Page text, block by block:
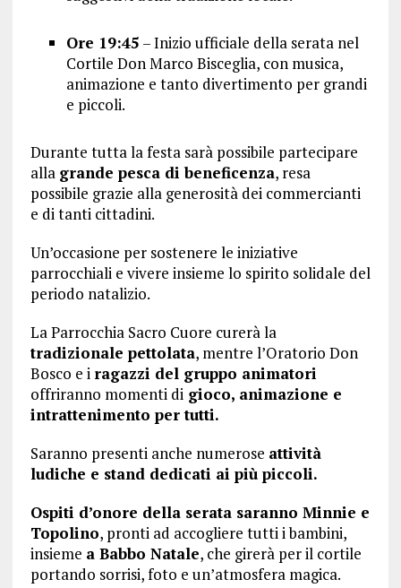
Ore 19:45 – Inizio ufficiale della serata nel
Cortile Don Marco Bisceglia, con musica,
animazione e tanto divertimento per grandi
e piccoli.
Durante tutta la festa sarà possibile partecipare
alla grande pesca di beneficenza, resa
possibile grazie alla generosità dei commercianti
e di tanti cittadini.
Un’occasione per sostenere le iniziative
parrocchiali e vivere insieme lo spirito solidale del
periodo natalizio.
La Parrocchia Sacro Cuore curerà la
tradizionale pettolata, mentre l’Oratorio Don
Bosco e i ragazzi del gruppo animatori
offriranno momenti digioco, animazione e
intrattenimento per tutti.
Saranno presenti anche numerose attività
ludiche e stand dedicati ai più piccoli.
Ospiti d’onore della serata saranno Minnie e
Topolino, pronti ad accogliere tutti i bambini,
insieme a Babbo Natale, che girerà per il cortile
portando sorrisi, foto e un’atmosfera magica.